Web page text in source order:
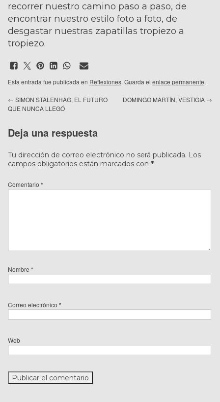
recorrer nuestro camino paso a paso, de
encontrar nuestro estilo foto a foto, de
desgastar nuestras zapatillas tropiezo a
tropiezo.
Esta entrada fue publicada en Reflexiones. Guarda el enlace permanente.
← SIMON STALENHAG, EL FUTURO
QUE NUNCA LLEGÓ
DOMINGO MARTÍN, VESTIGIA →
Deja una respuesta
Tu dirección de correo electrónico no será publicada. Los
campos obligatorios están marcados con *
Comentario *
Nombre *
Correo electrónico *
Web